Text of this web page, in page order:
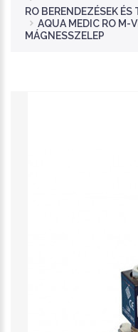
RO BERENDEZÉSEK
AQUA MEDIC RO M-
MÁGNESSZELEP